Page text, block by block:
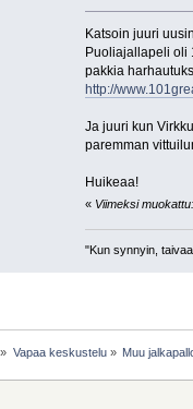
Katsoin juuri
Puoliajallapeli oli
pakkia
http://
Ja juuri kun
paremman
Huikeaa!
« Viimeksi
"Kun synnyin,
» Vapaa keskustelu» Muu